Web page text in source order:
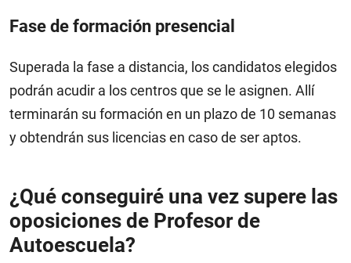
Fase de formación presencial
Superada la fase a distancia, los candidatos elegidos
podrán acudir a los centros que se le asignen. Allí
terminarán su formación en un plazo de 10 semanas
y obtendrán sus licencias en caso de ser aptos.
¿Qué conseguiré una vez supere las
oposiciones de Profesor de
Autoescuela?